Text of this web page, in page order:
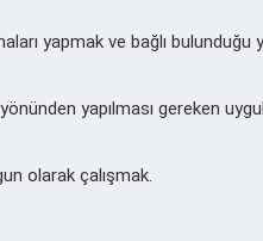
yapmak ve bağlı bulunduğu
yapılması gereken
olarak çalışmak.